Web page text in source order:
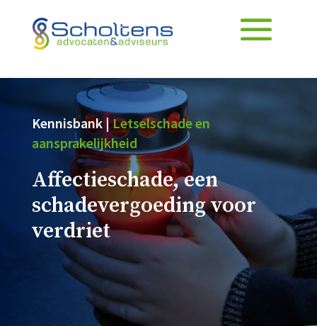
Kennisbank |Letselschade en
aansprakelijkheid
Affectieschade, een
schadevergoeding voor
verdriet